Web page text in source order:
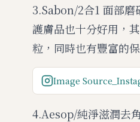
3.Sabon/2合1 面部磨
護膚品也十分好用，
粒，同時也有豐富的
Image
4.Aesop/純淨滋潤去